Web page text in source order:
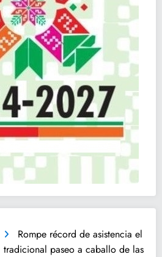
Rompe récord de asistencia el
tradicional paseo a caballo de las